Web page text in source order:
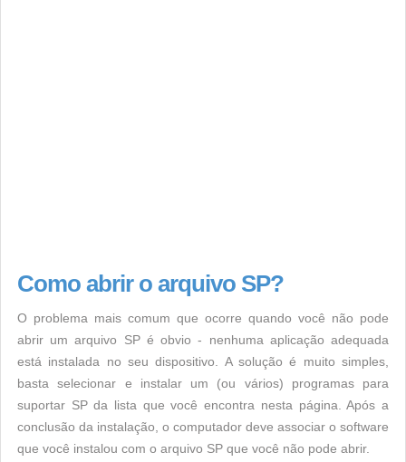
Como abrir o arquivo SP?
O problema mais comum que ocorre quando você não pode
abrir um arquivo SP é obvio - nenhuma aplicação adequada
está instalada no seu dispositivo. A solução é muito simples,
basta selecionar e instalar um (ou vários) programas para
suportar SP da lista que você encontra nesta página. Após a
conclusão da instalação, o computador deve associar o software
que você instalou com o arquivo SP que você não pode abrir.